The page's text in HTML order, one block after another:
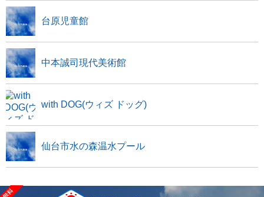
台原児童館
中本誠司現代美術館
with DOG(ウィズ ドッグ)
仙台市水の森温水プール